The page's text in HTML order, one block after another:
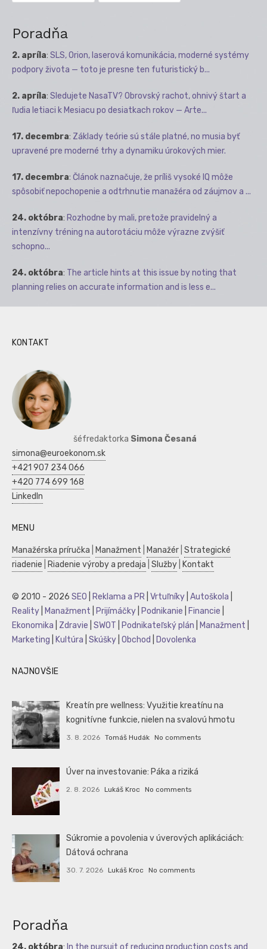
Poradňa
2. apríla: SLS, Orion, laserová komunikácia, moderné systémy
podpory života — toto je presne ten futuristický b...
2. apríla: Sledujete NasaTV? Obrovský rachot, ohnivý štart a
ľudia letiaci k Mesiacu po desiatkach rokov — Arte...
17. decembra: Základy teórie sú stále platné, no musia byť
upravené pre moderné trhy a dynamiku úrokových mier.
17. decembra: Článok naznačuje, že príliš vysoké IQ môže
spôsobiť nepochopenie a odtrhnutie manažéra od záujmov a ...
24. októbra: Rozhodne by mali, pretože pravidelný a
intenzívny tréning na autorotáciu môže výrazne zvýšiť
schopno...
24. októbra: The article hints at this issue by noting that
planning relies on accurate information and is less e...
KONTAKT
šéfredaktorka Simona Česaná
simona@euroekonom.sk
+421 907 234 066
+420 774 699 168
LinkedIn
MENU
Manažérska príručka Manažment Manažér Strategické
riadenie
Riadenie výroby a predaja Služby Kontakt
© 2010 - 2026 SEO Reklama a PR Vrtuľníky Autoškola
Reality
Manažment Prijímáčky Podnikanie Financie
Ekonomika
Zdravie SWOT Podnikateľský plán Manažment
Marketing
Kultúra Skúšky Obchod Dovolenka
NAJNOVŠIE
Kreatín pre wellness: Využitie kreatínu na
kognitívne funkcie, nielen na svalovú hmotu
3. 8. 2026 Tomáš Hudák No comments
Úver na investovanie: Páka a riziká
2. 8. 2026 Lukáš Kroc No comments
Súkromie a povolenia v úverových aplikáciách:
Dátová ochrana
30. 7. 2026 Lukáš Kroc No comments
Poradňa
24. októbra: In the pursuit of reducing production costs and